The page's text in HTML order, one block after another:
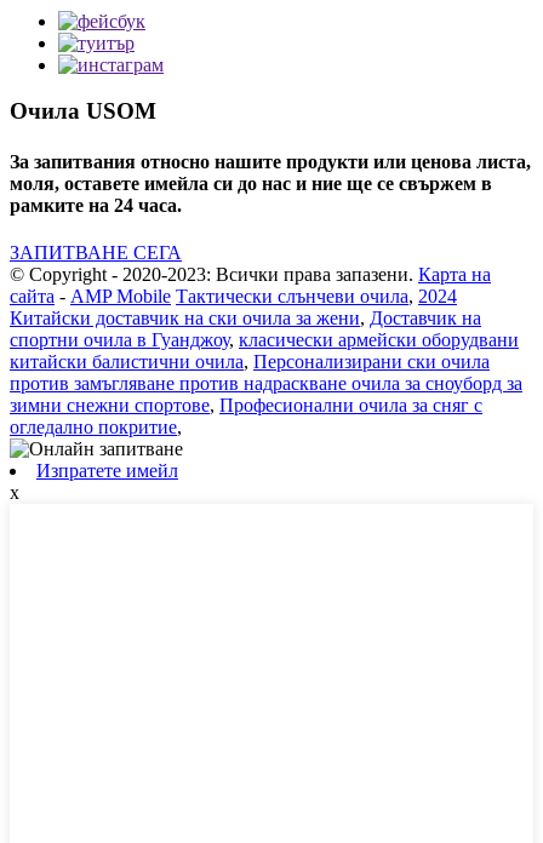
Очила USOM
За запитвания относно нашите продукти или ценова листа,
моля, оставете имейла си до нас и ние ще се свържем в
рамките на 24 часа.
ЗАПИТВАНЕ СЕГА
© Copyright - 2020-2023: Всички права запазени. Карта на
сайта - AMP Mobile Тактически слънчеви очила, 2024
Китайски доставчик на ски очила за жени, Доставчик на
спортни очила в Гуанджоу, класически армейски оборудвани
китайски балистични очила, Персонализирани ски очила
против замъгляване против надраскване очила за сноуборд за
зимни снежни спортове, Професионални очила за сняг с
огледално покритие,
Изпратете имейл
x